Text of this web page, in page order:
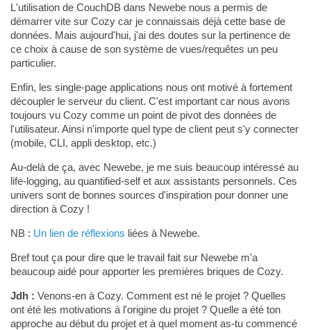
L'utilisation de CouchDB dans Newebe nous a permis de
démarrer vite sur Cozy car je connaissais déjà cette base de
données. Mais aujourd'hui, j'ai des doutes sur la pertinence de
ce choix à cause de son système de vues/requêtes un peu
particulier.
Enfin, les single-page applications nous ont motivé à fortement
découpler le serveur du client. C'est important car nous avons
toujours vu Cozy comme un point de pivot des données de
l'utilisateur. Ainsi n'importe quel type de client peut s'y connecter
(mobile, CLI, appli desktop, etc.)
Au-delà de ça, avec Newebe, je me suis beaucoup intéressé au
life-logging, au quantified-self et aux assistants personnels. Ces
univers sont de bonnes sources d'inspiration pour donner une
direction à Cozy !
NB : Un lien de réflexions liées à Newebe.
Bref tout ça pour dire que le travail fait sur Newebe m'a
beaucoup aidé pour apporter les premières briques de Cozy.
Jdh : Venons-en à Cozy. Comment est né le projet ? Quelles
ont été les motivations à l'origine du projet ? Quelle a été ton
approche au début du projet et à quel moment as-tu commencé